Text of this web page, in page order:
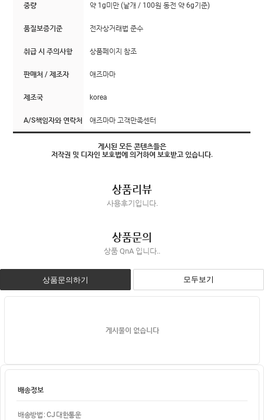
중량 약 1g미만 (낱개 / 100원 동전 약 6g기준)
품질보증기준 전자상거래법 준수
취급 시 주의사항 상품페이지 참조
판매처 / 제조자 애즈마마
제조국 korea
A/S책임자와 연락처 애즈마마 고객만족센터
게시된 모든 콘텐츠들은
저작권 및 디자인 보호법에 의거하여 보호받고 있습니다.
상품리뷰
사용후기입니다.
상품문의
상품 QnA 입니다..
상품문의하기 모두보기
게시물이 없습니다
배송정보
배송방법 : CJ 대한통운